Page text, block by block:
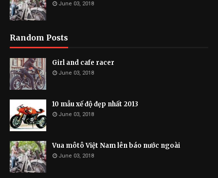
June 03, 2018
Random Posts
Girl and cafe racer
June 03, 2018
10 mẫu xế độ đẹp nhất 2013
June 03, 2018
Vua môtô Việt Nam lên báo nước ngoài
June 03, 2018